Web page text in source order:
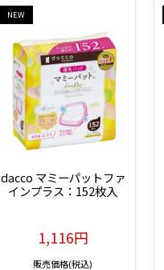
NEW
dacco マミーパットファ
インプラス：152枚入
1,116円
販売価格(税込)